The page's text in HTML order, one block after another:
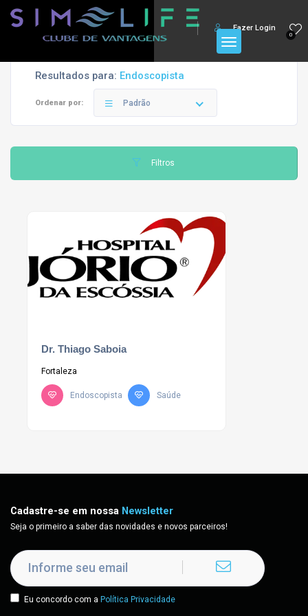
0
Fazer Login
Resultados para: Endoscopista
Ordenar por: Padrão
Filtros
Dr. Thiago Saboia
Fortaleza
Endoscopista Saúde
Cadastre-se em nossa Newsletter
Seja o primeiro a saber das novidades e novos parceiros!
Eu concordo com a Política Privacidade